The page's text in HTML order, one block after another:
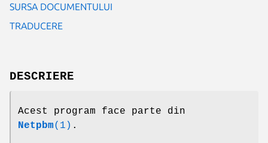
SURSA DOCUMENTULUI
TRADUCERE
DESCRIERE
Acest program face parte din
Netpbm(1) .